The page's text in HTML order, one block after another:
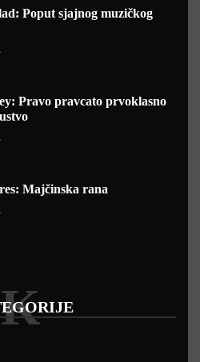
Poput sjajnog muzičkog
Pravo pravcato prvoklasno
Majčinska rana
K